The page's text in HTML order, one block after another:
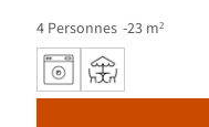
4 Personnes 23 m²